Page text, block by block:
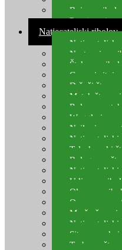
Boje za
Provjereni
Natjecateljski ribolov
Natjecateljske
Nastavci za
Šteke za
Gume i sitni
Držači
Match štapovi
Role za match
Waggleri za
Najloni za
Natjecateljski
Teleskopski
Bolognese
Natjecateljski
Udice za
Olovo za
Oprema za
Mreže
Natjecateljski
Sito, posude i
Torbe za